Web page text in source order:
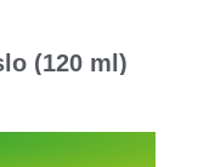
(120 ml)